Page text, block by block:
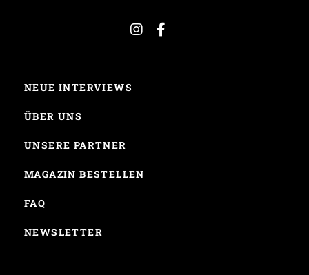
NEUE INTERVIEWS
ÜBER UNS
UNSERE PARTNER
MAGAZIN BESTELLEN
FAQ
NEWSLETTER